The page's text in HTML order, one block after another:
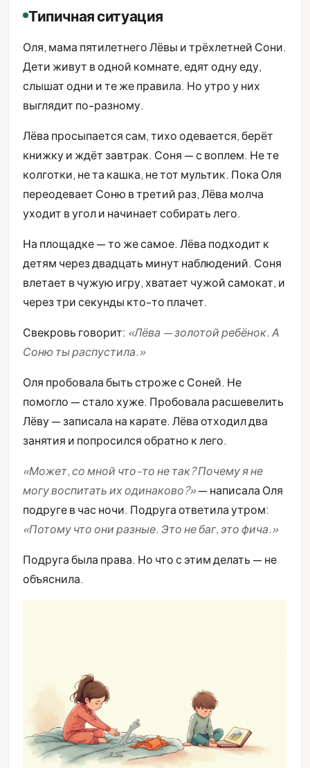
Типичная ситуация
Оля, мама пятилетнего Лёвы и трёхлетней Сони.
Дети живут в одной комнате, едят одну еду,
слышат одни и те же правила. Но утро у них
выглядит по-разному.
Лёва просыпается сам, тихо одевается, берёт
книжку и ждёт завтрак. Соня — с воплем. Не те
колготки, не та кашка, не тот мультик. Пока Оля
переодевает Соню в третий раз, Лёва молча
уходит в угол и начинает собирать лего.
На площадке — то же самое. Лёва подходит к
детям через двадцать минут наблюдений. Соня
влетает в чужую игру, хватает чужой самокат, и
через три секунды кто-то плачет.
Свекровь говорит: «Лёва — золотой ребёнок. А
Соню ты распустила.»
Оля пробовала быть строже с Соней. Не
помогло — стало хуже. Пробовала расшевелить
Лёву — записала на карате. Лёва отходил два
занятия и попросился обратно к лего.
«Может, со мной что-то не так? Почему я не
могу воспитать их одинаково?»— написала Оля
подруге в час ночи. Подруга ответила утром:
«Потому что они разные. Это не баг, это фича.»
Подруга была права. Но что с этим делать — не
объяснила.